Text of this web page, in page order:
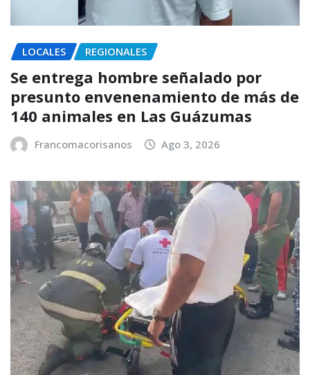
LOCALES REGIONALES
Se entrega hombre señalado por
presunto envenenamiento de más de
140 animales en Las Guázumas
Francomacorisanos Ago 3, 2026